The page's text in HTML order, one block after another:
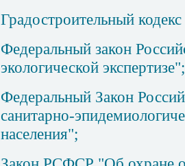
Градостроительный
Федеральный закон
экологической экспертизе";
Федеральный Закон
санитарно-
населения";